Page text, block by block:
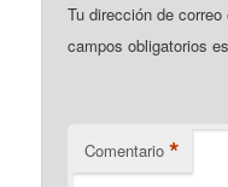
Tu dirección de
campos obligatorios
Comentario *